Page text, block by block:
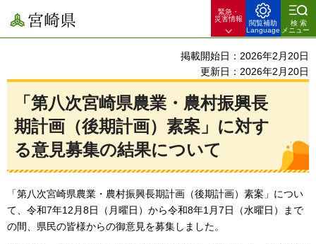
宮崎県
緊急・
災害情報
閲覧補助
Language
検索
メニュー
掲載開始日：2026年2月20日
更新日：2026年2月20日
「第八次宮崎県農業・農村振興長
期計画（後期計画）素案」に対す
る意見募集の結果について
「第八次宮崎県農業・農村振興長期計画（後期計画）素案」につい
て、令和7年12月8日（月曜日）から令和8年1月7日（水曜日）まで
の間、県民の皆様からの御意見を募集しました。